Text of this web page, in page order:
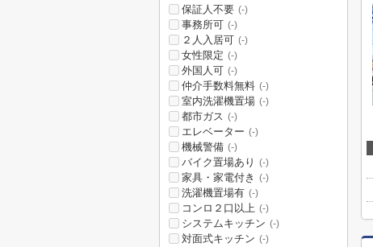
保証人不要 (-)
事務所可 (-)
２人入居可 (-)
女性限定 (-)
外国人可 (-)
仲介手数料無料 (-)
室内洗濯機置場 (-)
都市ガス (-)
エレベーター (-)
機械警備 (-)
バイク置場あり (-)
家具・家電付き (-)
洗濯機置場有 (-)
コンロ２口以上 (-)
システムキッチン (-)
対面式キッチン (-)